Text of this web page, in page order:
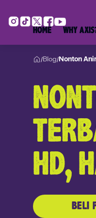
HOME WHY
/Blog/Nonton
HD,
BELI